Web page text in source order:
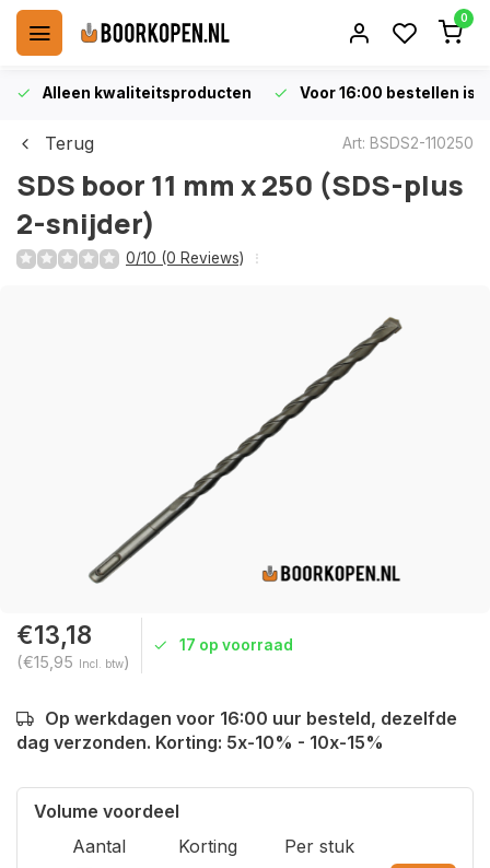
0
Alleen kwaliteitsproducten Voor 16:00 bestellen is
Terug Art: BSDS2-110250
SDS boor 11 mm x 250 (SDS-plus
2-snijder)
0/10 (0 Reviews)
€13,18
(€15,95 Incl. btw)
17 op voorraad
Op werkdagen voor 16:00 uur besteld, dezelfde
dag verzonden. Korting: 5x-10% - 10x-15%
Volume voordeel
Aantal
Korting
Per stuk